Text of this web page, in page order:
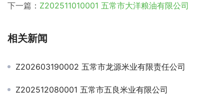
下一篇： Z202511010001 五常市大洋粮油有限公司
相关新闻
Z202603190002 五常市龙源米业有限责任公司
Z202512080001 五常市五良米业有限公司